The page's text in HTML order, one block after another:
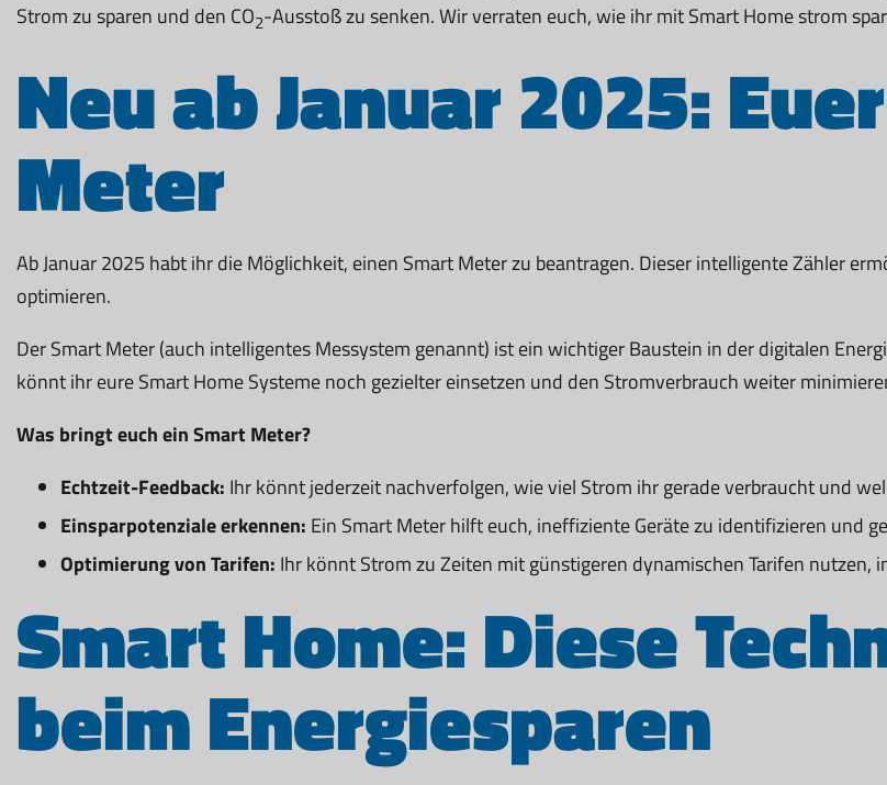
Strom zu sparen und den CO2-Ausstoß zu senken. Wir verraten euch, wie ihr mit Smart Home strom
Neu ab Januar 2025:
Meter
Ab Januar 2025 habt ihr die Möglichkeit, einen Smart Meter zu beantragen. Dieser intelligente Zähler
optimieren.
Der Smart Meter (auch intelligentes Messystem genannt) ist ein wichtiger Baustein in der digitalen
könnt ihr eure Smart Home Systeme noch gezielter einsetzen und den Stromverbrauch weiter
Was bringt euch ein Smart Meter?
Echtzeit-Feedback: Ihr könnt jederzeit nachverfolgen, wie viel Strom ihr gerade verbraucht und
Einsparpotenziale erkennen: Ein Smart Meter hilft euch, ineffiziente Geräte zu identifizieren und
Optimierung von Tarifen: Ihr könnt Strom zu Zeiten mit günstigeren dynamischen Tarifen nutzen,
Smart Home: Diese
beim Energiesparen